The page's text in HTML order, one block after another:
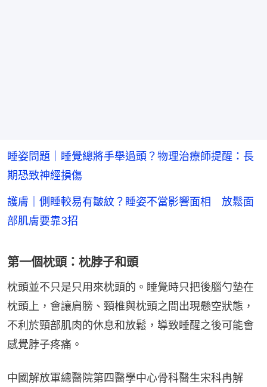
睡姿問題｜睡覺總將手舉過頭？物理治療師提醒：長
期恐致神經損傷
護膚｜側睡較易有皺紋？睡姿不當影響面相 放鬆面
部肌膚要靠3招
第一個枕頭：枕脖子和頭
枕頭並不只是只用來枕頭的。睡覺時只把後腦勺墊在
枕頭上，會讓肩膀、頸椎與枕頭之間出現懸空狀態，
不利於頸部肌肉的休息和放鬆，導致睡醒之後可能會
感覺脖子疼痛。
中國解放軍總醫院第四醫學中心骨科醫生宋科冉解